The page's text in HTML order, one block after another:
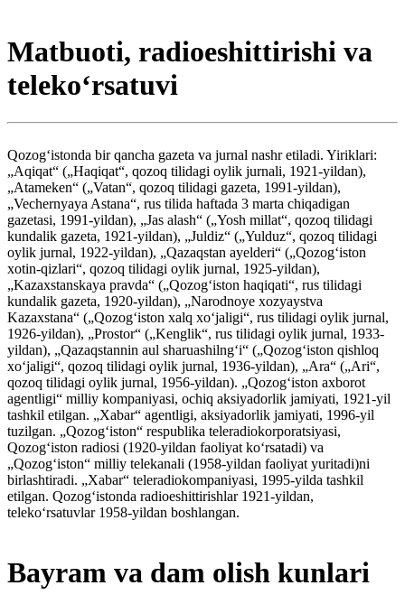
Matbuoti, radioeshittirishi va
telekoʻrsatuvi
Qozogʻistonda bir qancha gazeta va jurnal nashr etiladi. Yiriklari:
„Aqiqat“ („Haqiqat“, qozoq tilidagi oylik jurnali, 1921-yildan),
„Atameken“ („Vatan“, qozoq tilidagi gazeta, 1991-yildan),
„Vechernyaya Astana“, rus tilida haftada 3 marta chiqadigan
gazetasi, 1991-yildan), „Jas alash“ („Yosh millat“, qozoq tilidagi
kundalik gazeta, 1921-yildan), „Juldiz“ („Yulduz“, qozoq tilidagi
oylik jurnal, 1922-yildan), „Qazaqstan ayelderi“ („Qozogʻiston
xotin-qizlari“, qozoq tilidagi oylik jurnal, 1925-yildan),
„Kazaxstanskaya pravda“ („Qozogʻiston haqiqati“, rus tilidagi
kundalik gazeta, 1920-yildan), „Narodnoye xozyaystva
Kazaxstana“ („Qozogʻiston xalq xoʻjaligi“, rus tilidagi oylik jurnal,
1926-yildan), „Prostor“ („Kenglik“, rus tilidagi oylik jurnal, 1933-
yildan), „Qazaqstannin aul sharuashilngʻi“ („Qozogʻiston qishloq
xoʻjaligi“, qozoq tilidagi oylik jurnal, 1936-yildan), „Ara“ („Ari“,
qozoq tilidagi oylik jurnal, 1956-yildan). „Qozogʻiston axborot
agentligi“ milliy kompaniyasi, ochiq aksiyadorlik jamiyati, 1921-yil
tashkil etilgan. „Xabar“ agentligi, aksiyadorlik jamiyati, 1996-yil
tuzilgan. „Qozogʻiston“ respublika teleradiokorporatsiyasi,
Qozogʻiston radiosi (1920-yildan faoliyat koʻrsatadi) va
„Qozogʻiston“ milliy telekanali (1958-yildan faoliyat yuritadi)ni
birlashtiradi. „Xabar“ teleradiokompaniyasi, 1995-yilda tashkil
etilgan. Qozogʻistonda radioeshittirishlar 1921-yildan,
telekoʻrsatuvlar 1958-yildan boshlangan.
Bayram va dam olish kunlari